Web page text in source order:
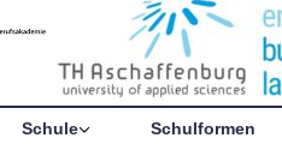
Schule Schulformen